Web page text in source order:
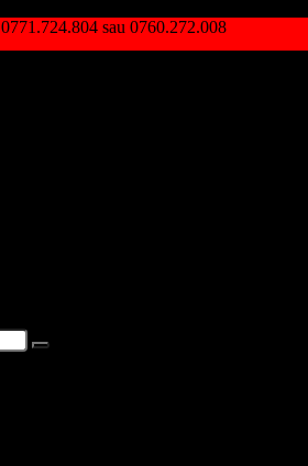
sau 0760.272.008